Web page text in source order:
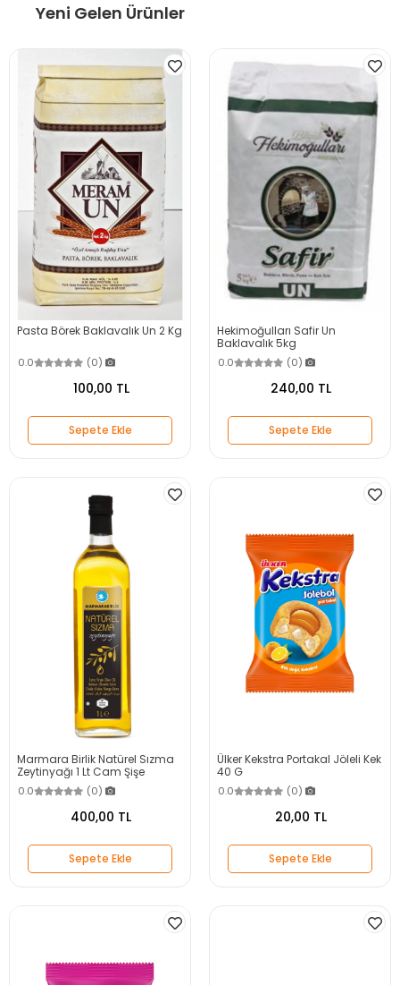
Yeni Gelen Ürünler
Pasta Börek Baklavalık Un 2 Kg
0.0 (0)
100,00 TL
Sepete Ekle
Hekimoğulları Safir Un
Baklavalık 5kg
0.0 (0)
240,00 TL
Sepete Ekle
Marmara Birlik Natürel Sızma
Zeytinyağı 1 Lt Cam Şişe
0.0 (0)
400,00 TL
Sepete Ekle
Ülker Kekstra Portakal Jöleli Kek
40 G
0.0 (0)
20,00 TL
Sepete Ekle